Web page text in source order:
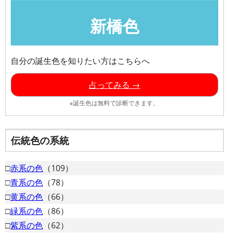
新橋色
自分の誕生色を知りたい方はこちらへ
占ってみる →
※誕生色は無料で診断できます。
伝統色の系統
□赤系の色 （109）
□青系の色 （78）
□黄系の色 （66）
□緑系の色 （86）
□紫系の色 （62）